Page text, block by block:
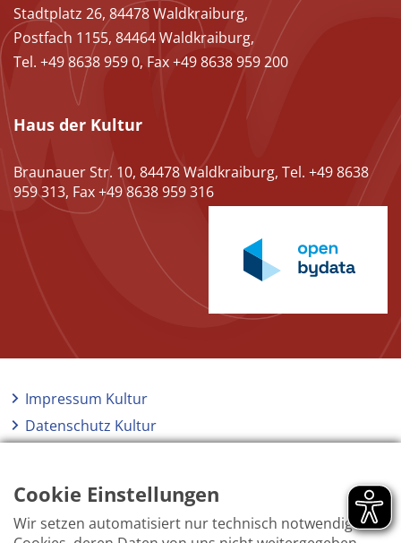
Stadtplatz 26, 84478 Waldkraiburg,
Postfach 1155, 84464 Waldkraiburg,
Tel. +49 8638 959 0, Fax +49 8638 959 200
Haus der Kultur
Braunauer Str. 10, 84478 Waldkraiburg, Tel. +49 8638
959 313, Fax +49 8638 959 316
Impressum Kultur
Datenschutz Kultur
Cookie Einstellungen
Wir setzen automatisiert nur technisch notwendige